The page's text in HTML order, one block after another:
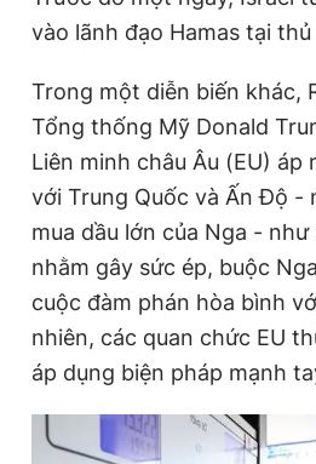
Hotline
0906 645 777
Liên
Đặt báo Quảng cáo RSS
Tổng biên tập: Nguyễn Ngọc Toàn
Phó tổng biên tập thường trực: Hải
Phó tổng biên tập: Lâm Hiếu Dũng
Phó tổng biên tập: Trần Việt Hưng
Tổng thư ký tòa soạn: Đức Trung
Giấy phép xuất bản số 110/GP -
© 2003-2026 Bản quyền thuộc về
chép dưới mọi hình thức nếu không
bản. Phát triển bởi ePi Technologies,
vào lãnh đạo Hamas tại
Trong một diễn biến khác,
Tổng thống Mỹ Donald
Liên minh châu Âu (EU) áp
với Trung Quốc và Ấn Độ -
mua dầu lớn của Nga -
nhằm gây sức ép, buộc
cuộc đàm phán hòa bình
nhiên, các quan chức EU
áp dụng biện pháp mạnh